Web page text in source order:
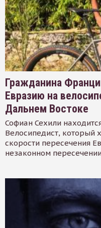
Гражданина
Евразию на
Дальнем Востоке
Софиан Сехили
Велосипедист, который
скорости пересечения
незаконном